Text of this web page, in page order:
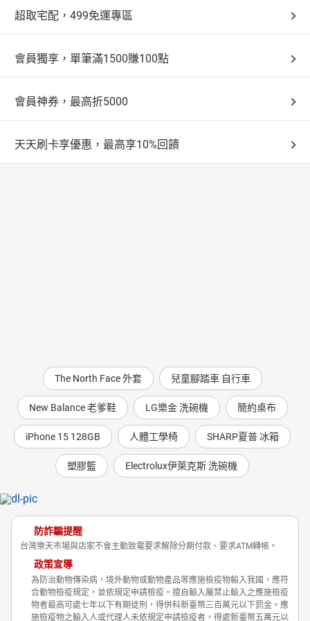
超取宅配，499免運專區
會員獨享，單筆滿1500賺100點
會員神券，最高折5000
天天刷卡享優惠，最高享10%回饋
The North Face 外套 兒童腳踏車 自行車
New Balance 老爹鞋 LG樂金 洗碗機 簡約桌布
iPhone 15 128GB 人體工學椅 SHARP夏普 冰箱
塑膠籃 Electrolux伊萊克斯 洗碗機
防詐騙提醒
台灣樂天市場與店家不會主動致電要求解除分期付款、要求ATM轉帳。
政策宣導
為防治動物傳染病，境外動物或動物產品等應施檢疫物輸入我國，應符
合動物檢疫規定，並依規定申請檢疫。擅自輸入屬禁止輸入之應施檢疫
物者最高可處七年以下有期徒刑，得併科新臺幣三百萬元以下罰金。應
施檢疫物之輸入人或代理人未依規定申請檢疫者，得處新臺幣五萬元以